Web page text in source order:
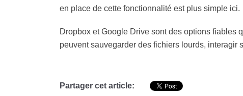
en place de cette fonctionnalité est plus simple ici.
Dropbox et Google Drive sont des options fiables
peuvent sauvegarder des fichiers lourds, interagir
Partager cet article: